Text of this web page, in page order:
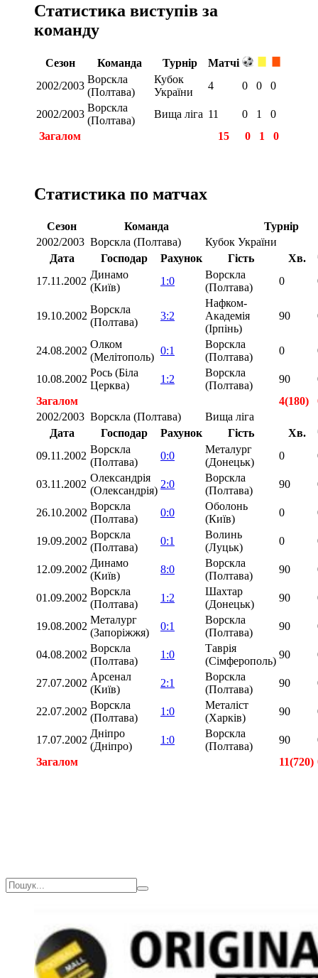
Статистика виступів за
команду
Сезон Команда Турнір
Матчі
2002/2003
Ворскла
(Полтава)
Кубок
України
4 0 0 0
2002/2003
Ворскла
(Полтава)
Вища ліга 11 0 1
0
Загалом
15 0 1 0
Статистика по матчах
Сезон Команда
Турнір
2002/2003 Ворскла (Полтава)
Кубок України
Дата
Господар Рахунок Гість
Хв.
17.11.2002
Динамо
(Київ)
1:0
Ворскла
(Полтава)
0
19.10.2002
Ворскла
(Полтава)
3:2
Нафком-
Академія
(Ірпінь)
90
24.08.2002
Олком
(Мелітополь)
0:1
Ворскла
(Полтава)
0
10.08.2002
Рось (Біла
Церква)
1:2
Ворскла
(Полтава)
90
Загалом
4(180)
2002/2003 Ворскла (Полтава)
Вища ліга
Дата
Господар Рахунок Гість
Хв.
09.11.2002
Ворскла
(Полтава)
0:0
Металург
(Донецьк)
0
03.11.2002
Олександрія
(Олександрія)
2:0
Ворскла
(Полтава)
90
26.10.2002
Ворскла
(Полтава)
0:0
Оболонь
(Київ)
0
19.09.2002
Ворскла
(Полтава)
0:1
Волинь
(Луцьк)
0
12.09.2002
Динамо
(Київ)
8:0
Ворскла
(Полтава)
90
01.09.2002
Ворскла
(Полтава)
1:2
Шахтар
(Донецьк)
90
19.08.2002
Металург
(Запоріжжя)
0:1
Ворскла
(Полтава)
90
04.08.2002
Ворскла
(Полтава)
1:0
Таврія
(Сімферополь)
90
27.07.2002
Арсенал
(Київ)
2:1
Ворскла
(Полтава)
90
22.07.2002
Ворскла
(Полтава)
1:0
Металіст
(Харків)
90
17.07.2002
Дніпро
(Дніпро)
1:0
Ворскла
(Полтава)
90
Загалом
11(720)